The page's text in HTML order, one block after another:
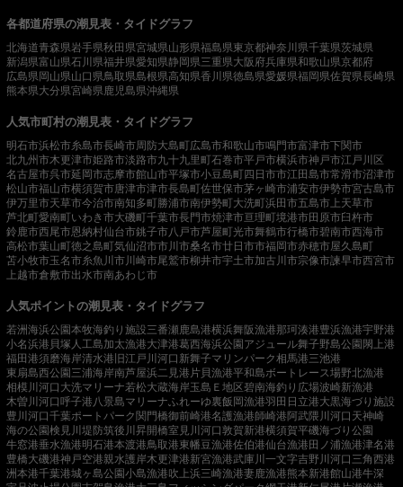
各都道府県の潮見表・タイドグラフ
北海道青森県岩手県秋田県宮城県山形県福島県東京都神奈川県千葉県茨城県
新潟県富山県石川県福井県愛知県静岡県三重県大阪府兵庫県和歌山県京都府
広島県岡山県山口県鳥取県島根県高知県香川県徳島県愛媛県福岡県佐賀県長崎県
熊本県大分県宮崎県 鹿児島県沖縄県
人気市町村の潮見表・タイドグラフ
明石市浜松市糸島市長崎市周防大島町広島市和歌山市鳴門市富津市下関市
北九州市木更津市姫路市淡路市九十九里町石巻市平戸市横浜市神戸市江戸川区
名古屋市呉市延岡市志摩市館山市平塚市小豆島町四日市市江田島市常滑市沼津市
松山市福山市横須賀市唐津市津市長島町佐世保市茅ヶ崎市浦安市伊勢市宮古島市
伊万里市天草市今治市南知多町勝浦市南伊勢町大洗町浜田市五島市 上天草市
芦北町愛南町いわき市大磯町千葉市長門市焼津市亘理町境港市田原市臼杵市
鈴鹿市西尾市恩納村仙台市銚子市八戸市芦屋町光市舞鶴市行橋市碧南市西海市
高松市葉山町徳之島町気仙沼市市川市桑名市廿日市市福岡市赤穂市屋久島町
苫小牧市玉名市糸魚川市 川崎市尾鷲市柳井市宇土市加古川市宗像市諫早市西宮市
上越市倉敷市出水市南あわじ市
人気ポイントの潮見表・タイドグラフ
若洲海浜公園本牧海釣り施設三番瀬 鹿島港横浜舞阪漁港那珂湊港豊浜漁港宇野港
小名浜港 貝塚人工島加太漁港大津港葛西海浜公園アジュール舞子野島公園閖上港
福田港須磨海岸清水港 旧江戸川河口 新舞子マリンパーク相馬港三池港
東扇島西公園三浦海岸南芦屋浜二見港 片貝漁港平和島ボートレース場野北漁港
相模川河口 大洗マリーナ若松大蔵海岸玉島Ｅ地区碧南海釣り広場波崎新漁港
木曽川河口呼子港 八景島マリーナふれーゆ裏飯岡漁港羽田 日立港大黒海づり施設
豊川河口千葉ポートパーク関門橋御前崎港名護漁港師崎港阿武隈川河口 天神崎
海の公園検見川堤防筑後川昇開橋室見川河口敦賀新港横須賀平磯海づり公園
牛窓港垂水漁港明石港本渡港鳥取港東幡豆漁港佐伯港仙台漁港田ノ浦漁港津名港
豊橋大磯港神戸空港親水護岸木更津港新宮漁港武庫川一文字吉野川河口 三角西港
洲本港千葉港城ヶ島公園小島漁港吹上浜三崎漁港妻鹿漁港熊本新港館山港牛深